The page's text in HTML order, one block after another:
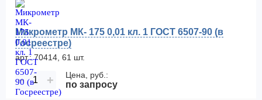
Микрометр МК- 175 0,01 кл. 1 ГОСТ 6507-90 (в
Госреестре)
арт.: 70414, 61 шт.
− + Цена, руб.:
по запросу